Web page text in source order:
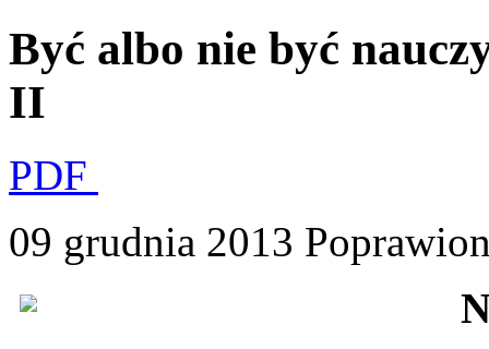
Być albo nie być
II
PDF
09 grudnia 2013